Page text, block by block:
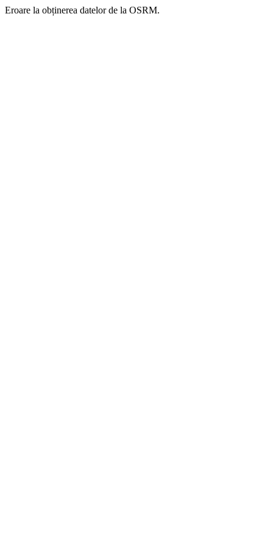
Eroare la obținerea datelor de la OSRM.